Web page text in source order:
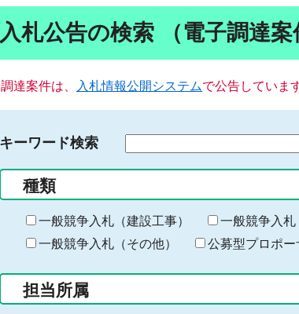
入札公告の検索 （電子調達案
達案件は、 入札情報公開システムで公告していま
キーワード検索
る
キ
ー
ー
種類
一般競争入札（建設工事） 一般競争入札
一般競争入札（その他）
公募型プロポー
担当所属